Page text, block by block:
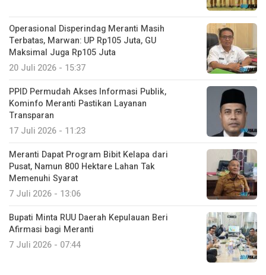
Operasional Disperindag Meranti Masih
Terbatas, Marwan: UP Rp105 Juta, GU
Maksimal Juga Rp105 Juta
20 Juli 2026 - 15:37
PPID Permudah Akses Informasi Publik,
Kominfo Meranti Pastikan Layanan
Transparan
17 Juli 2026 - 11:23
Meranti Dapat Program Bibit Kelapa dari
Pusat, Namun 800 Hektare Lahan Tak
Memenuhi Syarat
7 Juli 2026 - 13:06
Bupati Minta RUU Daerah Kepulauan Beri
Afirmasi bagi Meranti
7 Juli 2026 - 07:44